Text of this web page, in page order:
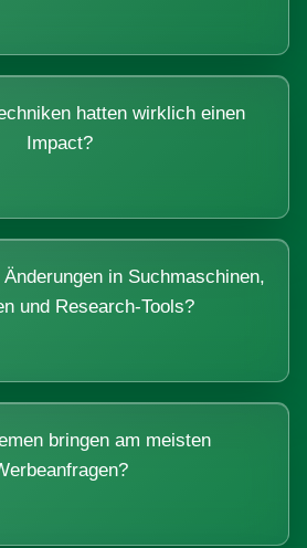
hatten wirklich einen
Impact?
in Suchmaschinen,
und Research-Tools?
bringen am meisten